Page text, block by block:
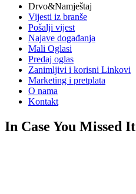
Drvo&Namještaj
Vijesti iz branše
Pošalji vijest
Najave događanja
Mali Oglasi
Predaj oglas
Zanimljivi i korisni Linkovi
Marketing i pretplata
O nama
Kontakt
In Case You Missed It